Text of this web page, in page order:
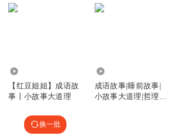
【红豆姐姐】成语故
事丨小故事大道理
成语故事|睡前故事|
小故事大道理|哲理故
换一批